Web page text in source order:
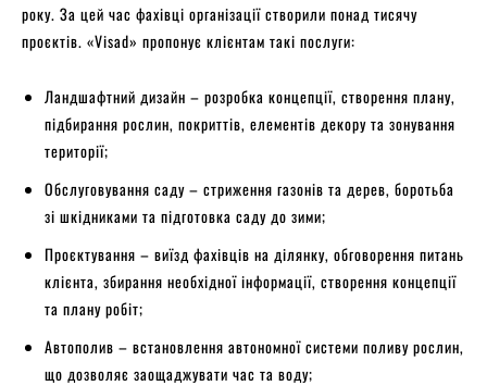
року. За цей час фахівці організації створили понад тисячу
проєктів. «Visad» пропонує клієнтам такі послуги:
Ландшафтний дизайн – розробка концепції, створення плану,
підбирання рослин, покриттів, елементів декору та зонування
території;
Обслуговування саду – стриження газонів та дерев, боротьба
зі шкідниками та підготовка саду до зими;
Проєктування – виїзд фахівців на ділянку, обговорення питань
клієнта, збирання необхідної інформації, створення концепції
та плану робіт;
Автополив – встановлення автономної системи поливу рослин,
що дозволяє заощаджувати час та воду;